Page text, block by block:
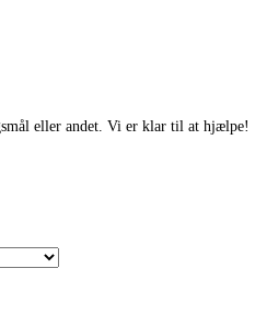
eller andet. Vi er klar til at hjælpe!